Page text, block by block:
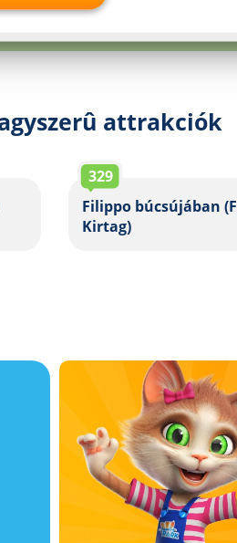
attrakciók
329
Filippo búcsújában
Kirtag)